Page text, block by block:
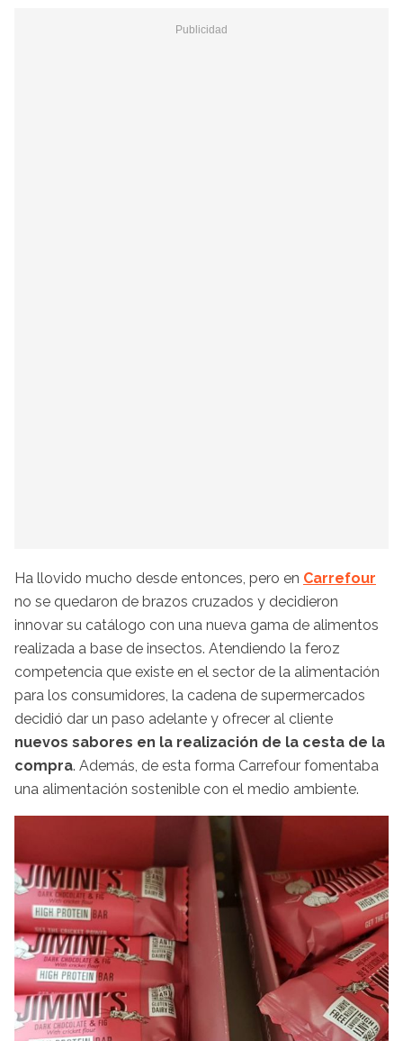
Ha llovido mucho desde entonces, pero en Carrefour
no se quedaron de brazos cruzados y decidieron
innovar su catálogo con una nueva gama de alimentos
realizada a base de insectos. Atendiendo la feroz
competencia que existe en el sector de la alimentación
para los consumidores, la cadena de supermercados
decidió dar un paso adelante y ofrecer al cliente
nuevos sabores en la realización de la cesta de la
compra. Además, de esta forma Carrefour fomentaba
una alimentación sostenible con el medio ambiente.